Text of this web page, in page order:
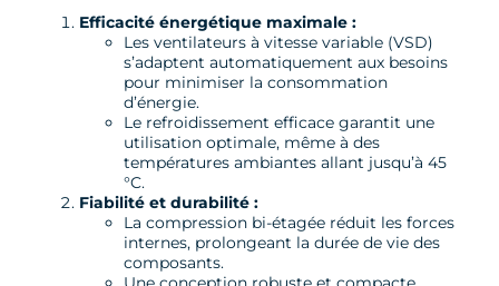
Efficacité énergétique maximale :
Les ventilateurs à vitesse variable (VSD)
s’adaptent automatiquement aux besoins
pour minimiser la consommation
d’énergie.
Le refroidissement efficace garantit une
utilisation optimale, même à des
températures ambiantes allant jusqu’à 45
°C.
Fiabilité et durabilité :
La compression bi-étagée réduit les forces
internes, prolongeant la durée de vie des
composants.